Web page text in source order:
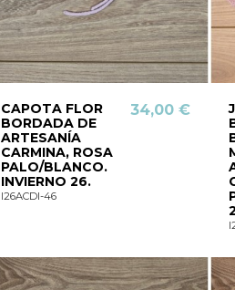
CAPOTA FLOR
BORDADA DE
ARTESANÍA
CARMINA, ROSA
PALO/BLANCO.
INVIERNO 26.
I26ACDI-46
34,00 €